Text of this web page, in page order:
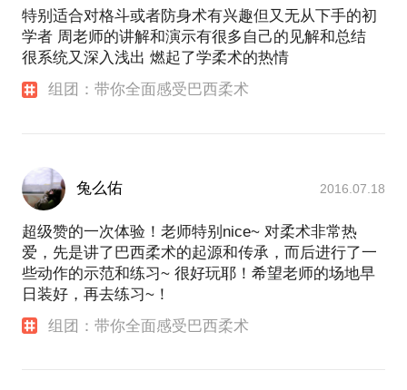
特别适合对格斗或者防身术有兴趣但又无从下手的初
学者 周老师的讲解和演示有很多自己的见解和总结
很系统又深入浅出 燃起了学柔术的热情
组团：带你全面感受巴西柔术
兔么佑 2016.07.18
超级赞的一次体验！老师特别nice~ 对柔术非常热
爱，先是讲了巴西柔术的起源和传承，而后进行了一
些动作的示范和练习~ 很好玩耶！希望老师的场地早
日装好，再去练习~！
组团：带你全面感受巴西柔术